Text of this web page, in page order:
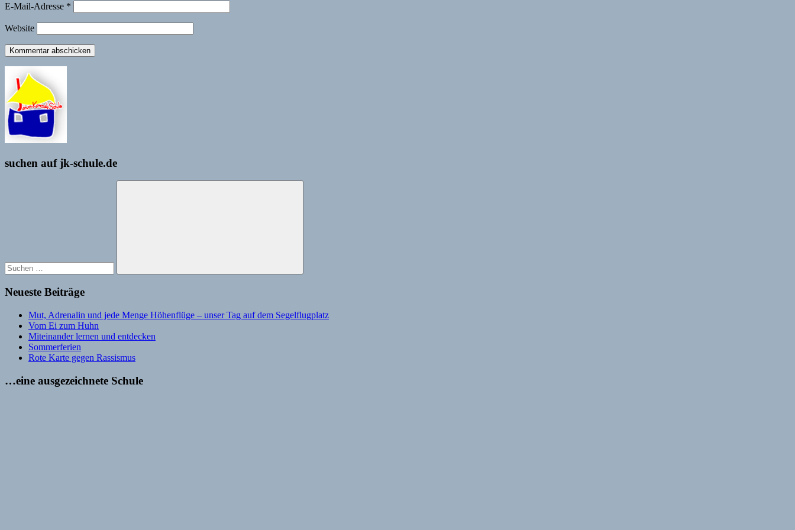
E-Mail-Adresse *
Website
suchen auf jk-schule.de
Suchen
Neueste Beiträge
Mut, Adrenalin und jede Menge Höhenflüge – unser Tag auf dem Segelflugplatz
Vom Ei zum Huhn
Miteinander lernen und entdecken
Sommerferien
Rote Karte gegen Rassismus
…eine ausgezeichnete Schule